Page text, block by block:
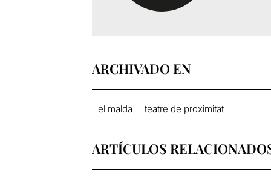
ARCHIVADO EN
el malda teatre de proximitat
ARTÍCULOS